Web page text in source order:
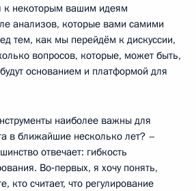
к некоторым вашим идеям
анализов, которые вами самими
тем, как мы перейдём к дискуссии,
вопросов, которые, может быть,
основанием и платформой для
наиболее важны для
в ближайшие несколько лет? –
отвечает: гибкость
Во‑первых, я хочу понять,
кто считает, что регулирование